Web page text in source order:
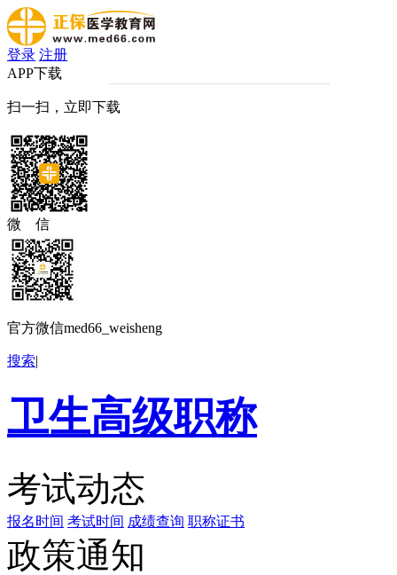
登录 注册
APP下载
扫一扫，立即下载
微 信
官方微信med66_weisheng
搜索|
卫生高级职称
考试动态
报名时间 考试时间 成绩查询 职称证书
政策通知